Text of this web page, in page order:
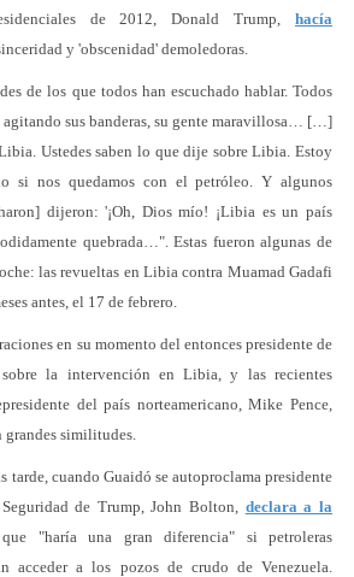
de 2012, Donald Trump, hacía
y 'obscenidad' demoledoras.
de los que todos han escuchado hablar. Todos
agitando sus banderas, su gente maravillosa… […]
Ustedes saben lo que dije sobre Libia. Estoy
si nos quedamos con el petróleo. Y algunos
dijeron: '¡Oh, Dios mío! ¡Libia es un país
quebrada…". Estas fueron algunas de
las revueltas en Libia contra Muamad Gadafi
antes, el 17 de febrero.
en su momento del entonces presidente de
sobre la intervención en Libia, y las recientes
del país norteamericano, Mike Pence,
grandes similitudes.
tarde, cuando Guaidó se autoproclama presidente
de Trump, John Bolton, declara a la
"haría una gran diferencia" si petroleras
acceder a los pozos de crudo de Venezuela.